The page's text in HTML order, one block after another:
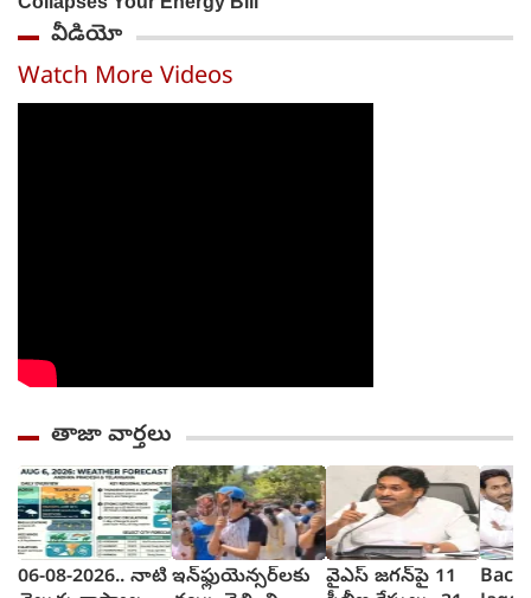
వీడియో
Watch More Videos
తాజా వార్తలు
06-08-2026.. నాటిఇన్‌ఫ్లుయెన్సర్‌లకు
వైఎస్ జగన్‌పై 11